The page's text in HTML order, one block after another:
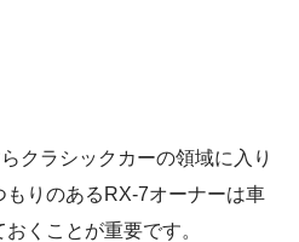
クラシックカーの領域に入り
りのあるRX-7オーナーは車
くことが重要です。